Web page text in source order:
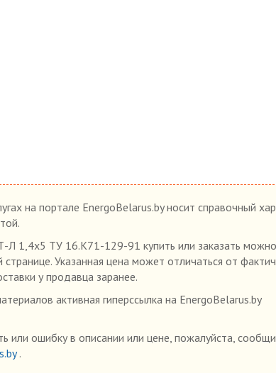
на портале EnergoBelarus.by носит справочный
1,4х5 ТУ 16.К71-129-91 купить или заказать
Указанная цена может отличаться от
у продавца заранее.
активная гиперссылка на EnergoBelarus.by
или ошибку в описании или цене, пожалуйста,
.